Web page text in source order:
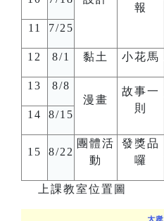
報
11 7/25
12 8/1 黏土 小花馬
13
8/8
漫畫
故事一
則
14
8/15
15 8/22
團體活
動
發獎品
囉
上課教室位置圖